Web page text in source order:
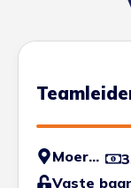
Moerdijk
Vaste